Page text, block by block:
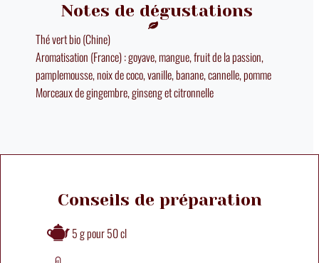
Notes de dégustations
Thé vert bio (Chine)
Aromatisation (France) : goyave, mangue, fruit de la passion,
pamplemousse, noix de coco, vanille, banane, cannelle, pomme
Morceaux de gingembre, ginseng et citronnelle
Conseils de préparation
5 g pour 50 cl